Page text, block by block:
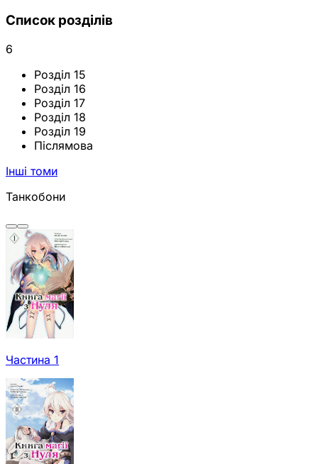
Список розділів
6
Розділ 15
Розділ 16
Розділ 17
Розділ 18
Розділ 19
Післямова
Інші томи
Танкобони
Частина 1